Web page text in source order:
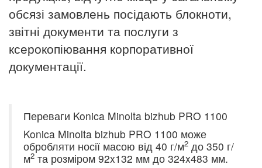
обсязі замовлень посідають блокноти,
звітні документи та послуги з
ксерокопіювання корпоративної
документації.
Переваги Konica Minolta bizhub PRO 1100
Konica Minolta bizhub PRO 1100 може
обробляти носії масою від 40 г/м2 до 350 г/
м2 та розміром 92x132 мм до 324x483 мм.